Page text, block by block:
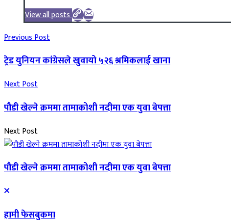
View all posts
Previous Post
ट्रेड युनियन कांग्रेसले खुवायो ५२६ श्रमिकलाई खाना
Next Post
पौडी खेल्ने क्रममा तामाकोशी नदीमा एक युवा बेपत्ता
Next Post
पौडी खेल्ने क्रममा तामाकोशी नदीमा एक युवा बेपत्ता
हामी फेसबुकमा